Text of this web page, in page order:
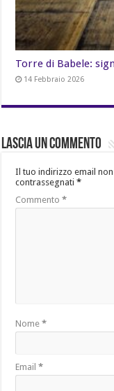
Torre di Babele:
14 Febbraio 2026
Lascia un commento
Il tuo indirizzo email
contrassegnati*
Commento*
Nome*
Email*